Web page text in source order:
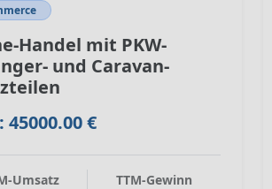
Handel mit PKW-
und Caravan-
45000.00 €
Umsatz TTM-Gewinn